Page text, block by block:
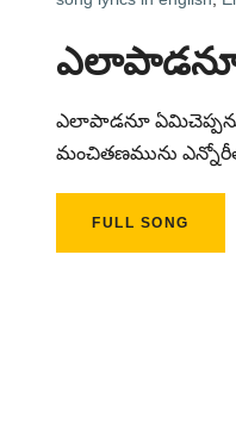
ఎలాపాడనూ ఏమిచెప్పనూ
మంచితణమును
FULL SONG